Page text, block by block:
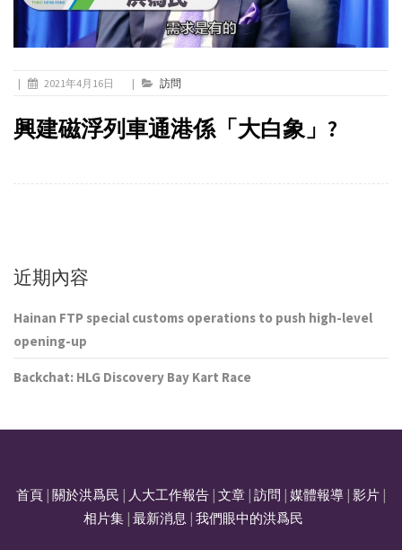
| 2021年4月16日 | 訪問
興建磁浮列車通港係「大白象」?
近期內容
Hainan FTP special customs operations to push high-level
opening-up
Backchat: HLG Discovery Bay Kart Race
首頁 關於洪爲民 人大工作報告 文章 訪問 媒體報導 影片
相片集| 最新消息 我們眼中的洪爲民